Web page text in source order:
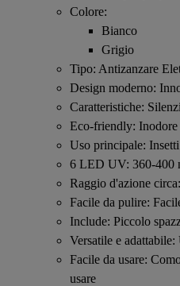
Colore:
Bianco
Grigio
Tipo: Antizanzare
Design moderno:
Caratteristiche:
Eco-friendly: Inodore
Uso principale:
6 LED UV: 360-400
Raggio d'azione
Facile da pulire:
Include: Piccolo
Versatile e
Facile da usare:
usare